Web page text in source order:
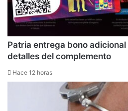
Patria entrega bono
detalles del complemento
Hace 12 horas